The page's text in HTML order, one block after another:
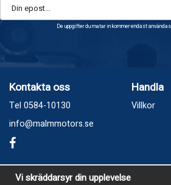
De uppgifter du matar in kommer endast
Kontakta oss
Tel 0584-10130
info@malmmotors.se
Handla
Villkor
Besök oss
Vi skräddarsyr din upplevelse